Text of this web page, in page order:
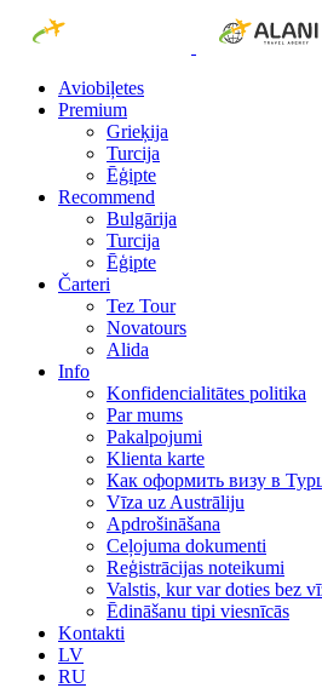
Aviobiļetes
Premium
Grieķija
Turcija
Ēģipte
Recommend
Bulgārija
Turcija
Ēģipte
Čarteri
Tez Tour
Novatours
Alida
Info
Konfidencialitātes politika
Par mums
Рakalpojumi
Klienta karte
Как оформить визу в
Vīza uz Austrāliju
Apdrošināšana
Ceļojuma dokumenti
Reģistrācijas noteikumi
Valstis, kur var doties bez
Ēdināšanu tipi viesnīcās
Kontakti
LV
RU